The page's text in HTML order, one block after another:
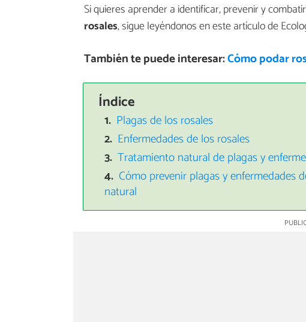
Si quieres aprender a identificar, prevenir y
rosales, sigue leyéndonos en este artículo de
También te puede interesar:Cómo podar
Índice
Plagas de los rosales
Enfermedades de los rosales
Tratamiento natural de plagas y
Cómo prevenir plagas y enfermedades
natural